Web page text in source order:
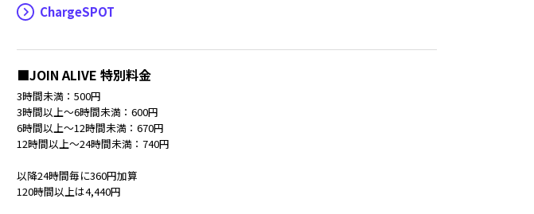
ChargeSPOT
■JOIN ALIVE 特別料金
3時間未満：500円
3時間以上～6時間未満：600円
6時間以上～12時間未満：670円
12時間以上～24時間未満：740円
以降24時間毎に360円加算
120時間以上は4,440円